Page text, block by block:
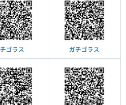
チゴラス ガチゴラス